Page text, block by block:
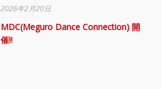
2026年2月20日
MDC(Meguro Dance Connection) 開
催!!